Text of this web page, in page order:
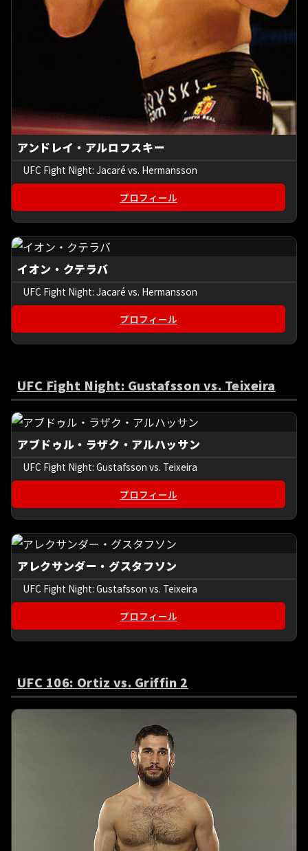
アンドレイ・アルロフスキー
UFC Fight Night: Jacaré vs. Hermansson
プロフィール
イオン・クテラバ
UFC Fight Night: Jacaré vs. Hermansson
プロフィール
UFC Fight Night: Gustafsson vs. Teixeira
アブドゥル・ラザク・アルハッサン
UFC Fight Night: Gustafsson vs. Teixeira
プロフィール
アレクサンダー・グスタフソン
UFC Fight Night: Gustafsson vs. Teixeira
プロフィール
UFC 106: Ortiz vs. Griffin 2